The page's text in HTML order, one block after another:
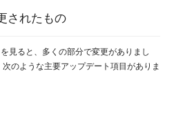
されたもの
を見ると、多くの部分で変更がありまし
次のような主要アップデート項目がありま